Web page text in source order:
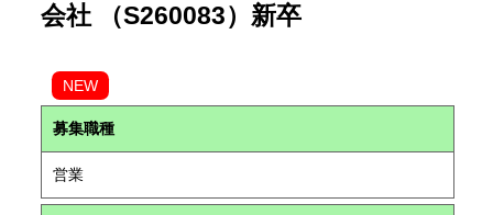
会社 （S260083）新卒
NEW
募集職種
営業